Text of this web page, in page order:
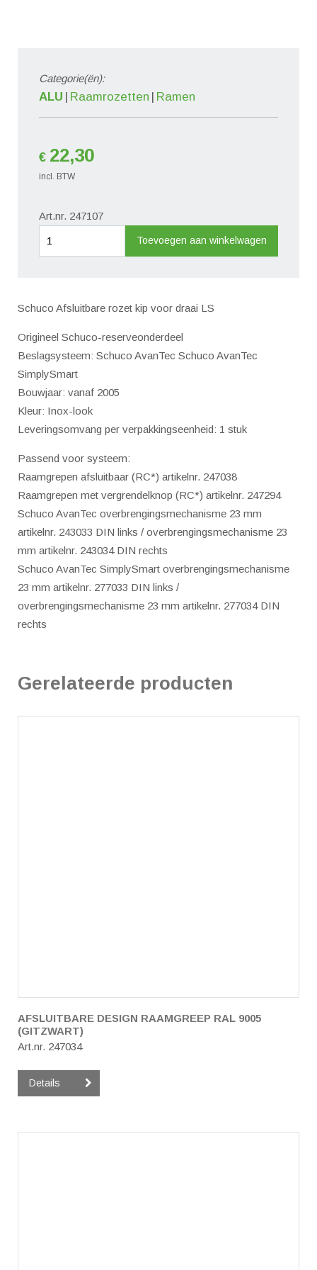
Categorie(ën):
ALU Raamrozetten Ramen
€ 22,30
incl. BTW
Art.nr. 247107
Draai
Look
LS
aantal
Toevoegen aan winkelwagen
Schuco Afsluitbare rozet kip voor draai LS
Origineel Schuco-reserveonderdeel
Beslagsysteem: Schuco AvanTec Schuco AvanTec
SimplySmart
Bouwjaar: vanaf 2005
Kleur: Inox-look
Leveringsomvang per verpakkingseenheid: 1 stuk
Passend voor systeem:
Raamgrepen afsluitbaar (RC*) artikelnr. 247038
Raamgrepen met vergrendelknop (RC*) artikelnr. 247294
Schuco AvanTec overbrengingsmechanisme 23 mm
artikelnr. 243033 DIN links / overbrengingsmechanisme 23
mm artikelnr. 243034 DIN rechts
Schuco AvanTec SimplySmart overbrengingsmechanisme
23 mm artikelnr. 277033 DIN links /
overbrengingsmechanisme 23 mm artikelnr. 277034 DIN
rechts
Gerelateerde producten
AFSLUITBARE DESIGN RAAMGREEP RAL 9005
(GITZWART)
Art.nr. 247034
Details